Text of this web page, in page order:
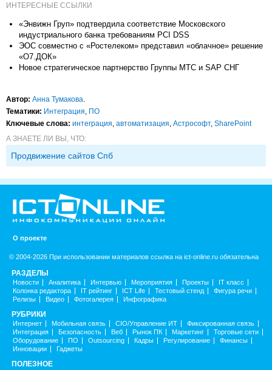
ИНТЕРЕСНЫЕ ССЫЛКИ
«Энвижн Груп» подтвердила соответствие Московского
индустриального банка требованиям PCI DSS
ЭОС совместно с «Ростелеком» представил «облачное» решение
«О7.ДОК»
Новое стратегическое партнерство Группы МТС и SAP СНГ
Автор: Анна Тумакова
Тематики: Интеграция ПО
Ключевые слова: интеграция автоматизация Астрософт, SharePoint
А ЗНАЕТЕ ЛИ ВЫ, ЧТО:
Продвижение сайтов Спб
О проекте
© 2004-2026 При использовании материалов ссылка на ict-online.ru обязательна
РАЗДЕЛЫ
Новости Аналитика Интервью Мероприятия Проекты
IT класс
Колонка редактора
IT рейтинг ICT Life Тестовый стенд
Фигура речи
Релизы
Видео Фотогалерея Инфографика
РУБРИКИ
Интернет Мобильная связь CIO/Управление ИТ
Фиксированная связь
Интеграция
Безопасность Веб Рынок ПК Маркетинг
Торговые сети
Оборудование
ПО Outsourcing Кадры Регулирование
Финансы
Инновации
Гаджеты
ПОЛЕЗНОЕ